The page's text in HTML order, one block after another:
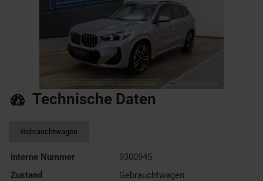
Technische Daten
Gebrauchtwagen
interne Nummer
9300945
Zustand
Gebrauchtwagen